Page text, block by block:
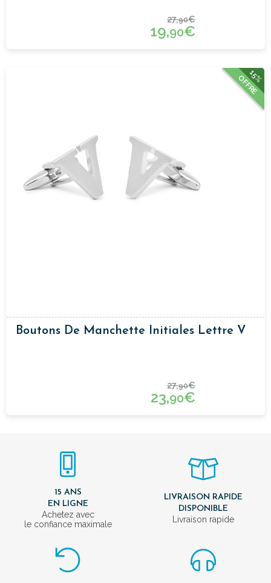
27,90€
19,90€
15%
OFFRE
Boutons De Manchette Initiales Lettre V
27,90€
23,90€
15 ANS
EN LIGNE
Achetez avec
le confiance maximale
LIVRAISON RAPIDE
DISPONIBLE
Livraison rapide